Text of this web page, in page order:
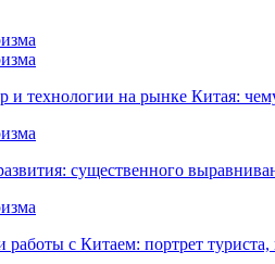
и технологии на рынке Китая:
существенного
работы с Китаем: портрет